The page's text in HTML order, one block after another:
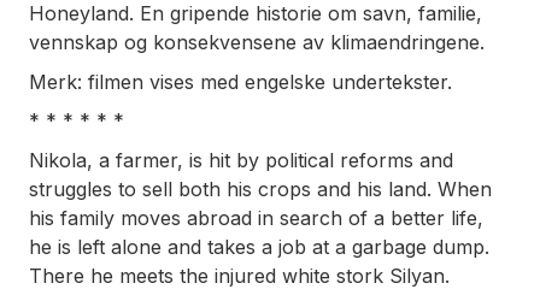
Honeyland. En gripende historie om savn, familie,
vennskap og konsekvensene av klimaendringene.
Merk: filmen vises med engelske undertekster.
* * * * * *
Nikola, a farmer, is hit by political reforms and
struggles to sell both his crops and his land. When
his family moves abroad in search of a better life,
he is left alone and takes a job at a garbage dump.
There he meets the injured white stork Silyan.